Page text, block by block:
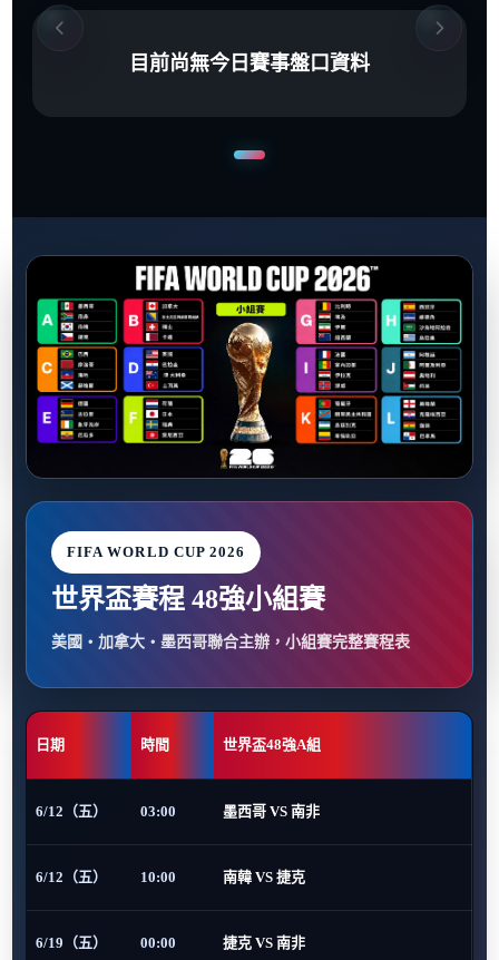
目前尚無今日賽事盤口資料
FIFA WORLD CUP 2026
世界盃賽程 48強小組賽
美國・加拿大・墨西哥聯合主辦，小組賽完整賽程表
日期 時間 世界盃48強A組
6/12（五） 03:00 墨西哥 VS 南非
6/12（五） 10:00 南韓 VS 捷克
6/19（五） 00:00 捷克 VS 南非